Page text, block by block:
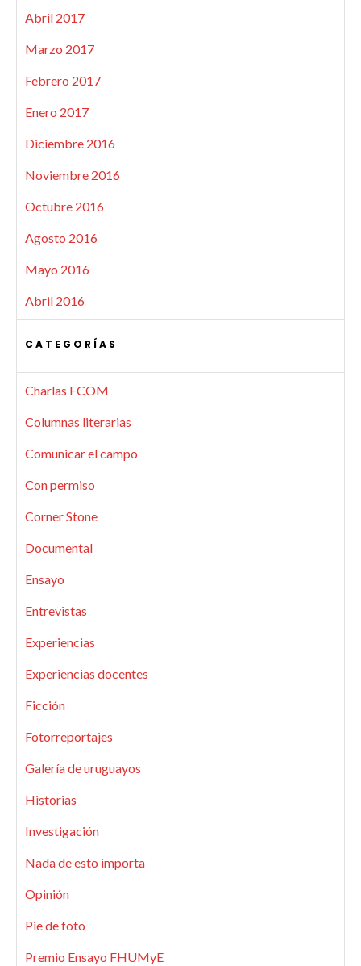
Abril 2017
Marzo 2017
Febrero 2017
Enero 2017
Diciembre 2016
Noviembre 2016
Octubre 2016
Agosto 2016
Mayo 2016
Abril 2016
CATEGORÍAS
Charlas FCOM
Columnas literarias
Comunicar el campo
Con permiso
Corner Stone
Documental
Ensayo
Entrevistas
Experiencias
Experiencias docentes
Ficción
Fotorreportajes
Galería de uruguayos
Historias
Investigación
Nada de esto importa
Opinión
Pie de foto
Premio Ensayo FHUMyE